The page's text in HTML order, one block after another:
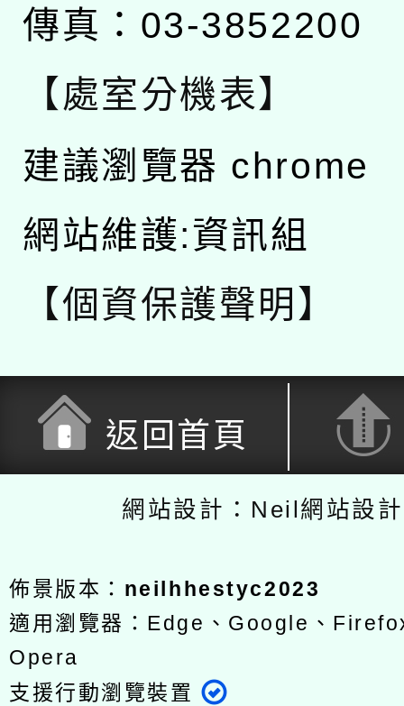
傳真：03-3852200
【處室分機表】
建議瀏覽器 chrome
網站維護:資訊組
【個資保護聲明】
返回首頁
網站設計：Neil網站設
佈景版本： neilhhestyc2023
適用瀏覽器：Edge、Google、
Opera
支援行動瀏覽裝置